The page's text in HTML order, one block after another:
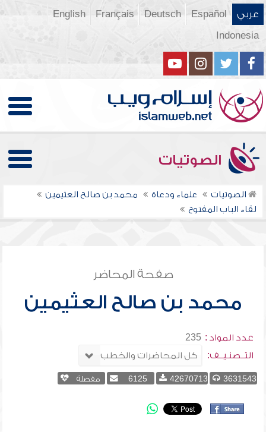
عربي Español
Deutsch
Français
English
Indonesia
الصوتيات
الصوتيات علماء ودعاة
محمد بن صالح العثيمين
لقاء الباب المفتوح
صفحة المحاضر
محمد بن صالح العثيمين
عدد المواد : 235
التــصنـيــف:
3631543
42670713
6125 مفضلة